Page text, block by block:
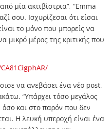
μία ακτιβίστρια”, “Emma
σου. Ισχυρίζεσαι ότι είσαι
το μόνο που μπορείς να
μικρό μέρος της κριτικής που
να ανεβάσει ένα νέο post,
“Υπάρχει τόσο μεγάλος
και στο παρόν που δεν
Η λευκή υπεροχή είναι ένα